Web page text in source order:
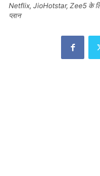
Netflix, JioHotstar, Zee5 के
प्लान